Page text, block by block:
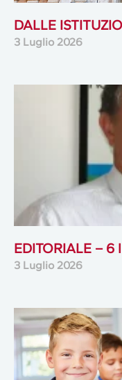
DALLE
3 Luglio 2026
EDITORIALE –
3 Luglio 2026